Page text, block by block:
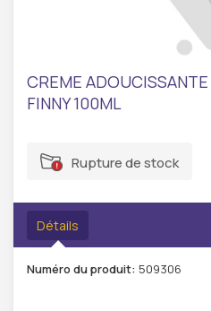
CREME
FINNY 100ML
Rupture de stock
Détails
Numéro du produit: 509306